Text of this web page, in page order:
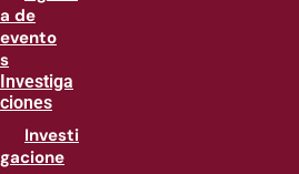
a de
evento
s
Investiga
ciones
Investi
gacione